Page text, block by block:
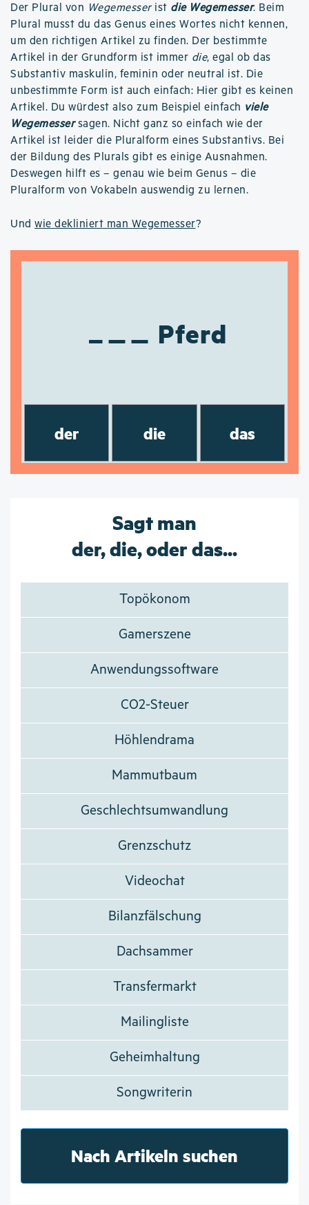
Der Plural von Wegemesserist die Wegemesser. Beim
Plural musst du das Genus eines Wortes nicht kennen,
um den richtigen Artikel zu finden. Der bestimmte
Artikel in der Grundform ist immer die, egal ob das
Substantiv maskulin, feminin oder neutral ist. Die
unbestimmte Form ist auch einfach: Hier gibt es keinen
Artikel. Du würdest also zum Beispiel einfach viele
Wegemessersagen. Nicht ganz so einfach wie der
Artikel ist leider die Pluralform eines Substantivs. Bei
der Bildung des Plurals gibt es einige Ausnahmen.
Deswegen hilft es – genau wie beim Genus – die
Pluralform von Vokabeln auswendig zu lernen.
Und wie dekliniert man Wegemesser?
Pferd
der die das
Sagt man
der, die, oder das...
Topökonom
Gamerszene
Anwendungssoftware
CO2-Steuer
Höhlendrama
Mammutbaum
Geschlechtsumwandlung
Grenzschutz
Videochat
Bilanzfälschung
Dachsammer
Transfermarkt
Mailingliste
Geheimhaltung
Songwriterin
Nach Artikeln suchen